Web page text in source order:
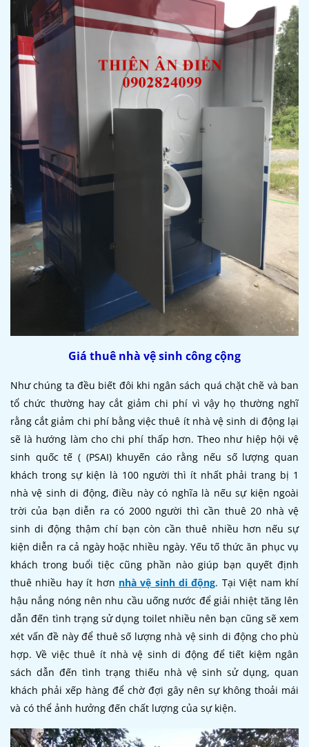
Giá thuê nhà vệ sinh công cộng
Như chúng ta đều biết đôi khi ngân sách quá chặt chẽ và ban
tổ chức thường hay cắt giảm chi phí vì vậy họ thường nghĩ
rằng cắt giảm chi phí bằng việc thuê ít nhà vệ sinh di động lại
sẽ là hướng làm cho chi phí thấp hơn. Theo như hiệp hội vệ
sinh quốc tế ( (PSAI) khuyến cáo rằng nếu số lượng quan
khách trong sự kiện là 100 người thì ít nhất phải trang bị 1
nhà vệ sinh di động, điều này có nghĩa là nếu sự kiện ngoài
trời của bạn diễn ra có 2000 người thì cần thuê 20 nhà vệ
sinh di động thậm chí bạn còn cần thuê nhiều hơn nếu sự
kiện diễn ra cả ngày hoặc nhiều ngày. Yếu tố thức ăn phục vụ
khách trong buổi tiệc cũng phần nào giúp bạn quyết định
thuê nhiều hay ít hơn nhà vệ sinh di động. Tại Việt nam khí
hậu nắng nóng nên nhu cầu uống nước để giải nhiệt tăng lên
dẫn đến tình trạng sử dụng toilet nhiều nên bạn cũng sẽ xem
xét vấn đề này để thuê số lượng nhà vệ sinh di động cho phù
hợp. Về việc thuê ít nhà vệ sinh di động để tiết kiệm ngân
sách dẫn đến tình trạng thiếu nhà vệ sinh sử dụng, quan
khách phải xếp hàng để chờ đợi gây nên sự không thoải mái
và có thể ảnh hưởng đến chất lượng của sự kiện.